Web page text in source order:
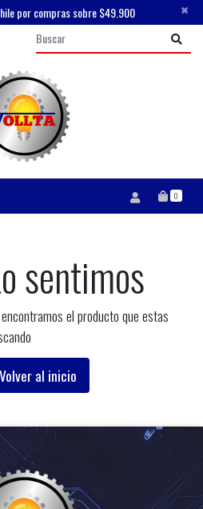
por compras sobre $49.900 ×
0
sentimos
el producto que estas
Volver al inicio